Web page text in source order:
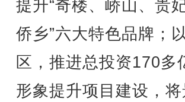
提升“奇楼、峤山、贵
侨乡”六大特色品牌；
区，推进总投资170多
形象提升项目建设，